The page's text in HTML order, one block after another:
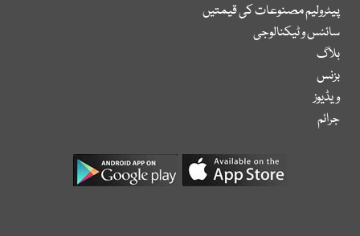
پیٹرولیم مصنوعات کی قیمتیں
سائنس و ٹیکنالوجی
بلاگ
بزنس
ویڈیوز
جرائم